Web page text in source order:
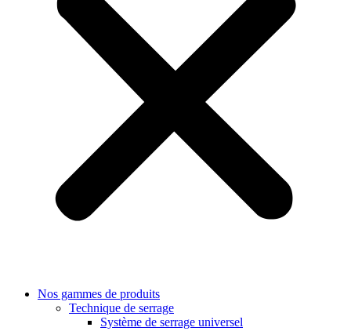
Nos gammes de produits
Technique de serrage
Système de serrage universel